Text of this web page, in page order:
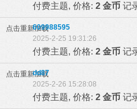
付费主题, 价格: 2 金币 记
点击重新加载609988595
2025-2-25 19:31:26
付费主题, 价格: 2 金币 记
点击重新加载
dd87
2025-2-26 15:28:08
付费主题, 价格: 2 金币 记